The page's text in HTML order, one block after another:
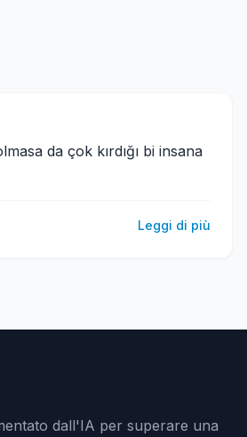
da çok kırdığı bi insana
Leggi di più
dall'IA per superare una